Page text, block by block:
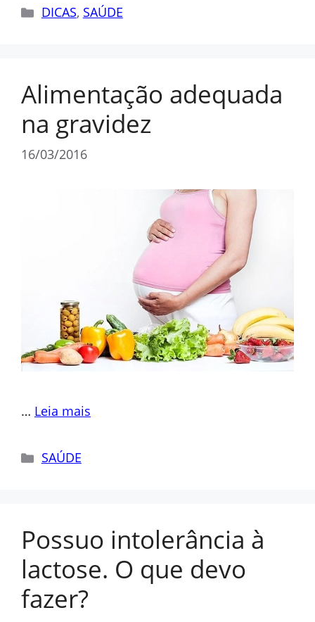
Categorias
DICAS, SAÚDE
Alimentação adequada
na gravidez
16/03/2016
… Leia mais
Categorias
SAÚDE
Possuo intolerância à
lactose. O que devo
fazer?